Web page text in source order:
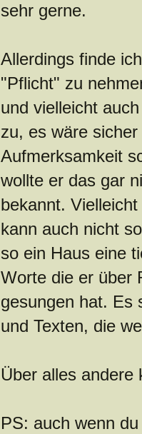
sehr gerne.
Allerdings finde
"Pflicht" zu
und vielleicht
zu, es wäre
Aufmerksamkeit
wollte er das gar
bekannt.
kann auch nicht
so ein Haus eine
Worte die er über
gesungen hat. Es
und Texten, die
Über alles andere
PS: auch wenn